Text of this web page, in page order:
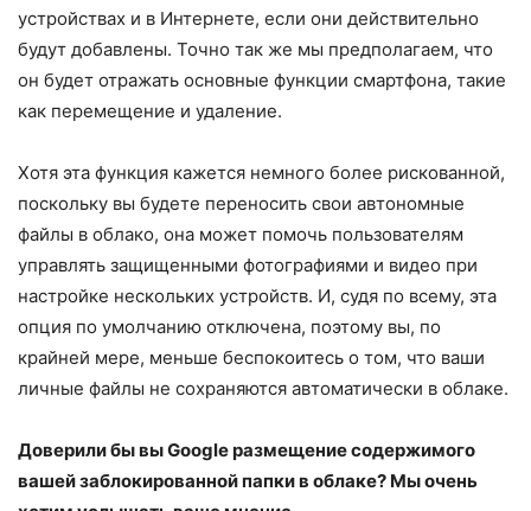
устройствах и в Интернете, если они действительно
будут добавлены. Точно так же мы предполагаем, что
он будет отражать основные функции смартфона, такие
как перемещение и удаление.
Хотя эта функция кажется немного более рискованной,
поскольку вы будете переносить свои автономные
файлы в облако, она может помочь пользователям
управлять защищенными фотографиями и видео при
настройке нескольких устройств. И, судя по всему, эта
опция по умолчанию отключена, поэтому вы, по
крайней мере, меньше беспокоитесь о том, что ваши
личные файлы не сохраняются автоматически в облаке.
Доверили бы вы Google размещение содержимого
вашей заблокированной папки в облаке? Мы очень